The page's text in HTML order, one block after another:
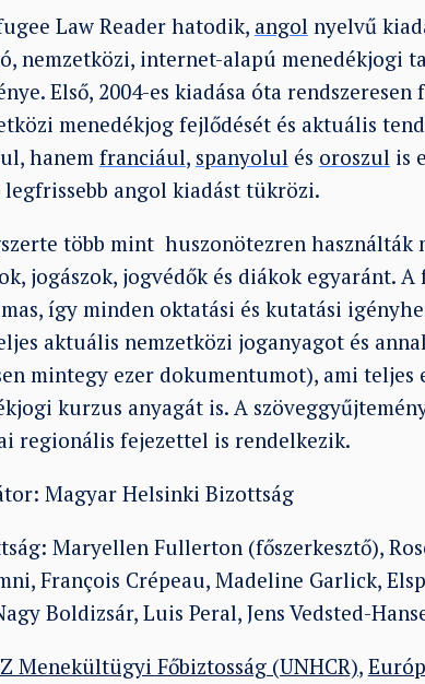
Law Reader hatodik, angol nyelvű
nemzetközi, internet-alapú menedékjogi
Első, 2004-es kiadása óta
menedékjog fejlődését és aktuális
hanem franciául, spanyolul és oroszul is
legfrissebb angol kiadást tükrözi.
több mint huszonötezren használták
jogászok, jogvédők és diákok egyaránt.
így minden oktatási és kutatási
aktuális nemzetközi joganyagot és
mintegy ezer dokumentumot), ami teljes
kurzus anyagát is. A
regionális fejezettel is rendelkezik.
Magyar Helsinki Bizottság
Maryellen Fullerton (főszerkesztő),
François Crépeau, Madeline Garlick,
Boldizsár, Luis Peral, Jens Vedsted-
Menekültügyi Főbiztosság (UNHCR),